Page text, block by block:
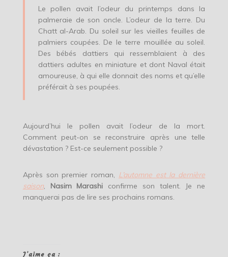
Le pollen avait l’odeur du printemps dans la
palmeraie de son oncle. L’odeur de la terre. Du
Chatt al-Arab. Du soleil sur les vieilles feuilles de
palmiers coupées. De le terre mouillée au soleil.
Des bébés dattiers qui ressemblaient à des
dattiers adultes en miniature et dont Naval était
amoureuse, à qui elle donnait des noms et qu’elle
préférait à ses poupées.
Aujourd’hui le pollen avait l’odeur de la mort.
Comment peut-on se reconstruire après une telle
dévastation ? Est-ce seulement possible ?
Après son premier roman, L’automne est la dernière
saison, Nasim Marashi confirme son talent. Je ne
manquerai pas de lire ses prochains romans.
J’aime ça :